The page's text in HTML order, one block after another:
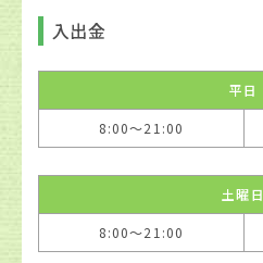
入出金
平日
8:00〜21:00
土曜日
8:00〜21:00